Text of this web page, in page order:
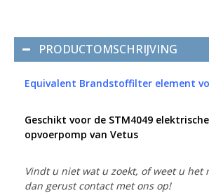
PRODUCTOMSCHRIJVING
Equivalent Brandstoffilter element
Geschikt voor de STM4049
opvoerpomp van Vetus
Vindt u niet wat u zoekt, of weet u het
dan gerust contact met ons op!